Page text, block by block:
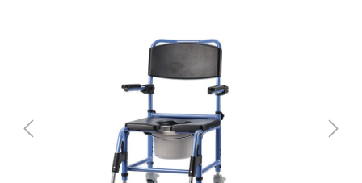
Bildergalerie überspringen